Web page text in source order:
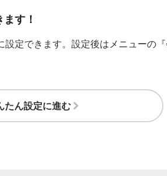
す！
設定できます。設定後はメニューの
たん設定に進む